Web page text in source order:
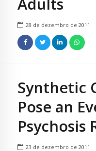
28 de dezembro de 2011
Synthetic
Pose an
Psychosis
23 de dezembro de 2011